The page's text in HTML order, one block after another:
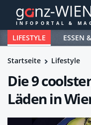
LIFESTYLE ESSEN
Startseite Lifestyle
Die 9
Läden in